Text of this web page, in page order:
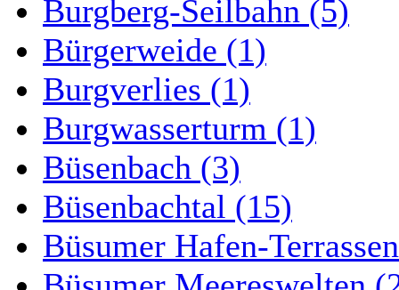
Burgberg-Seilbahn (5)
Bürgerweide (1)
Burgverlies (1)
Burgwasserturm (1)
Büsenbach (3)
Büsenbachtal (15)
Büsumer Hafen-